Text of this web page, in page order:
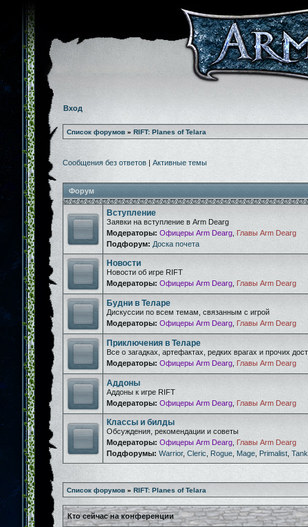
Вход
Список форумов » RIFT: Planes of Telara
Сообщения без ответов | Активные темы
Форум
Вступление
Заявки на вступление в Arm Dearg
Модераторы: Офицеры Arm Dearg Главы Arm Dearg
Подфорум: Доска почета
Новости
Новости об игре RIFT
Модераторы: Офицеры Arm Dearg Главы Arm Dearg
Будни в Теларе
Дискуссии по всем темам, связанным с игрой
Модераторы: Офицеры Arm Dearg Главы Arm Dearg
Приключения в Теларе
Все о загадках, артефактах, редких врагах и прочих
Модераторы: Офицеры Arm Dearg Главы Arm Dearg
Аддоны
Аддоны к игре RIFT
Модераторы: Офицеры Arm Dearg Главы Arm Dearg
Классы и билды
Обсуждения, рекомендации и советы
Модераторы: Офицеры Arm Dearg Главы Arm Dearg
Подфорумы: Warrior, Cleric Rogue Mage Primalist Tank
Список форумов » RIFT: Planes of Telara
Кто сейчас на конференции